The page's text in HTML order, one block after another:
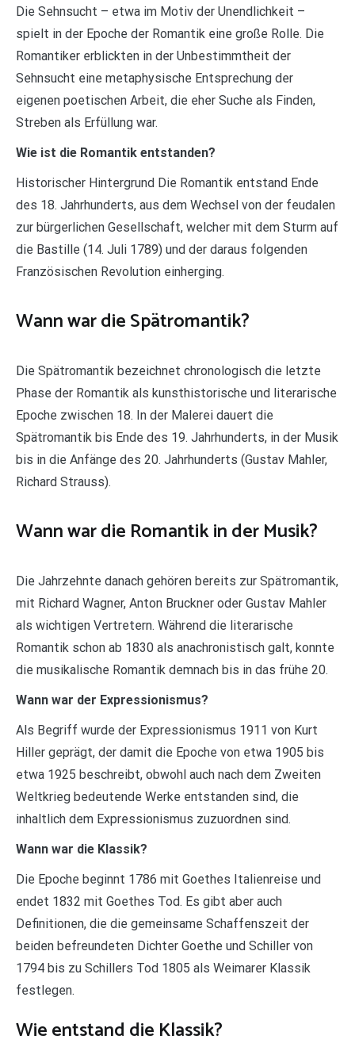
Die Sehnsucht – etwa im Motiv der Unendlichkeit –
spielt in der Epoche der Romantik eine große Rolle. Die
Romantiker erblickten in der Unbestimmtheit der
Sehnsucht eine metaphysische Entsprechung der
eigenen poetischen Arbeit, die eher Suche als Finden,
Streben als Erfüllung war.
Wie ist die Romantik entstanden?
Historischer Hintergrund Die Romantik entstand Ende
des 18. Jahrhunderts, aus dem Wechsel von der feudalen
zur bürgerlichen Gesellschaft, welcher mit dem Sturm auf
die Bastille (14. Juli 1789) und der daraus folgenden
Französischen Revolution einherging.
Wann war die Spätromantik?
Die Spätromantik bezeichnet chronologisch die letzte
Phase der Romantik als kunsthistorische und literarische
Epoche zwischen 18. In der Malerei dauert die
Spätromantik bis Ende des 19. Jahrhunderts, in der Musik
bis in die Anfänge des 20. Jahrhunderts (Gustav Mahler,
Richard Strauss).
Wann war die Romantik in der Musik?
Die Jahrzehnte danach gehören bereits zur Spätromantik,
mit Richard Wagner, Anton Bruckner oder Gustav Mahler
als wichtigen Vertretern. Während die literarische
Romantik schon ab 1830 als anachronistisch galt, konnte
die musikalische Romantik demnach bis in das frühe 20.
Wann war der Expressionismus?
Als Begriff wurde der Expressionismus 1911 von Kurt
Hiller geprägt, der damit die Epoche von etwa 1905 bis
etwa 1925 beschreibt, obwohl auch nach dem Zweiten
Weltkrieg bedeutende Werke entstanden sind, die
inhaltlich dem Expressionismus zuzuordnen sind.
Wann war die Klassik?
Die Epoche beginnt 1786 mit Goethes Italienreise und
endet 1832 mit Goethes Tod. Es gibt aber auch
Definitionen, die die gemeinsame Schaffenszeit der
beiden befreundeten Dichter Goethe und Schiller von
1794 bis zu Schillers Tod 1805 als Weimarer Klassik
festlegen.
Wie entstand die Klassik?